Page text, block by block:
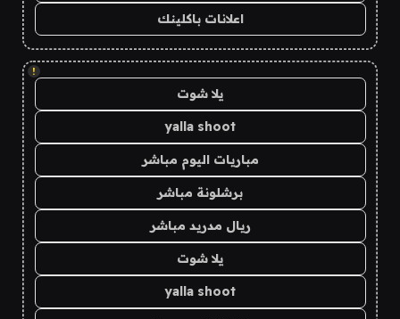
اعلانات باكلينك
!
يلا شوت
yalla shoot
مباريات اليوم مباشر
برشلونة مباشر
ريال مدريد مباشر
يلا شوت
yalla shoot